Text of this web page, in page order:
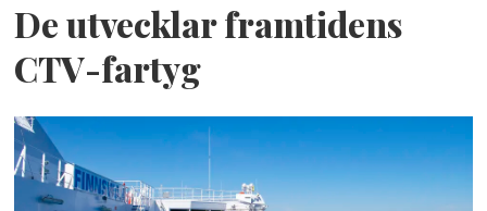
De utvecklar framtidens
CTV-fartyg